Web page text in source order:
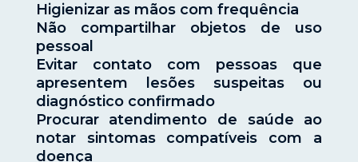
Higienizar as mãos com frequência
Não compartilhar objetos de uso
pessoal
Evitar contato com pessoas que
apresentem lesões suspeitas ou
diagnóstico confirmado
Procurar atendimento de saúde ao
notar sintomas compatíveis com a
doença